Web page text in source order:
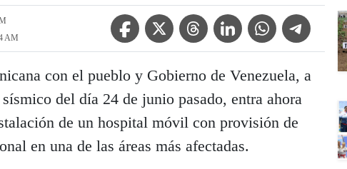
AM
Facebook IconTwitter IconThreads IconLinkedin IconWhatsApp IconTelegram Icon
con el pueblo y Gobierno de Venezuela, a
del día 24 de junio pasado, entra ahora
de un hospital móvil con provisión de
en una de las áreas más afectadas.